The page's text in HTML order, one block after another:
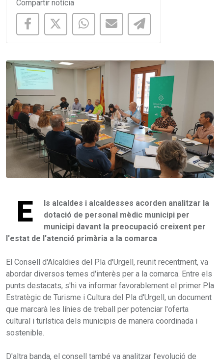
Compartir notícia
E
ls alcaldes i alcaldesses acorden analitzar la
dotació de personal mèdic municipi per
municipi davant la preocupació creixent per
l'estat de l'atenció primària a la comarca
El Consell d'Alcaldies del Pla d'Urgell, reunit recentment, va
abordar diversos temes d'interès per a la comarca. Entre els
punts destacats, s'hi va informar favorablement el primer Pla
Estratègic de Turisme i Cultura del Pla d'Urgell, un document
que marcarà les línies de treball per potenciar l'oferta
cultural i turística dels municipis de manera coordinada i
sostenible.
D'altra banda, el consell també va analitzar l'evolució de